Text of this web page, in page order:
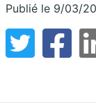
Publié le 9/03/